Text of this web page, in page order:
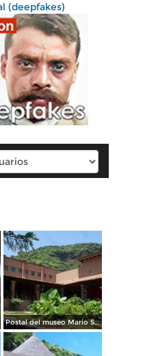
(deepfakes)
Postal del museo Mario Schneider